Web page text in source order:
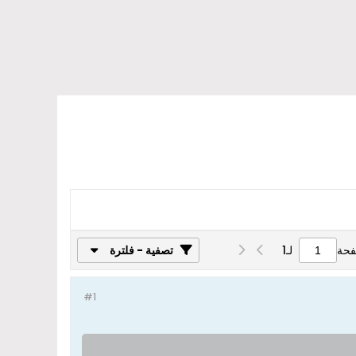
لـ1 تصفية - فلترة
#1